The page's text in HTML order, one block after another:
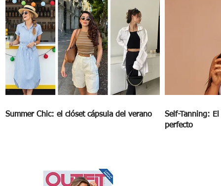
Summer Chic: el clóset cápsula del verano
Self-Tanning:
perfecto